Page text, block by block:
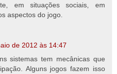
em situações sociais, em
aspectos do jogo.
de 2012 às 14:47
sistemas tem mecânicas que
Alguns jogos fazem isso